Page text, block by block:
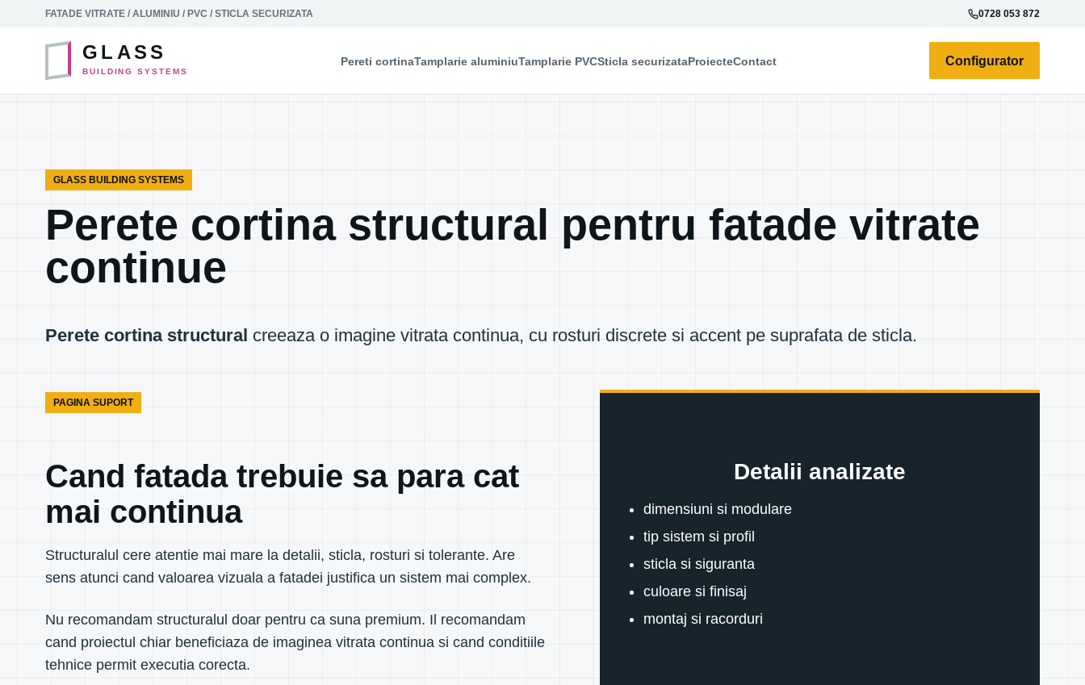
Sari la continutFATADE VITRATE / ALUMINIU / PVC / STICLA SECURIZATA 0728 053 872
GLASS
BUILDING SYSTEMS
Pereti cortinaTamplarie aluminiuTamplarie PVCSticla securizataProiecteContact Configurator
GLASS BUILDING SYSTEMS
Perete cortina structural pentru fatade vitrate
continue
Perete cortina structural creeaza o imagine vitrata continua, cu rosturi discrete si accent pe suprafata de sticla.
PAGINA SUPORT
Cand fatada trebuie sa para cat
mai continua
Structuralul cere atentie mai mare la detalii, sticla, rosturi si tolerante. Are
sens atunci cand valoarea vizuala a fatadei justifica un sistem mai complex.
Nu recomandam structuralul doar pentru ca suna premium. Il recomandam
cand proiectul chiar beneficiaza de imaginea vitrata continua si cand conditiile
tehnice permit executia corecta.
Detalii analizate
dimensiuni si modulare
tip sistem si profil
sticla si siguranta
culoare si finisaj
montaj si racorduri